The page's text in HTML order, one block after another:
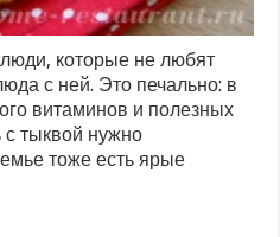
которые не любят
с ней. Это печально: в
витаминов и полезных
с тыквой нужно
тоже есть ярые